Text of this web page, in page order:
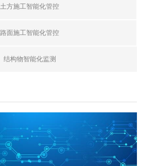
土方施工智能化管控
路面施工智能化管控
结构物智能化监测